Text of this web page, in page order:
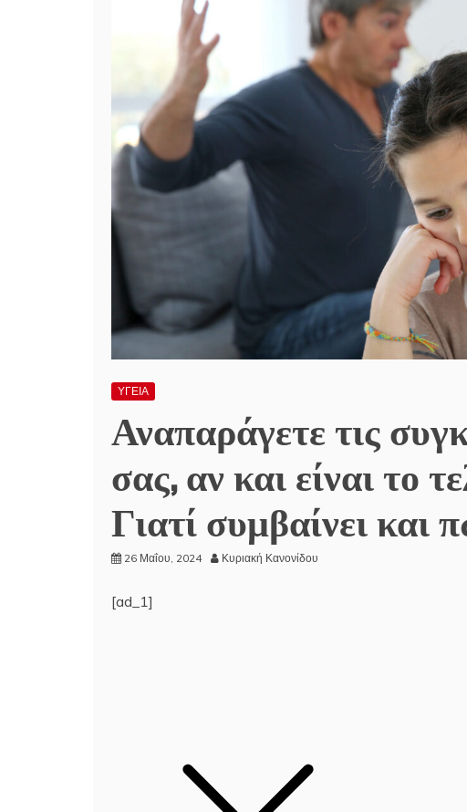
ΥΓΕΙΑ
Αναπαράγετε τις
σας, αν και είναι το
Γιατί συμβαίνει και
26 Μαΐου, 2024 Κυριακή Κανονίδου
[ad_1]